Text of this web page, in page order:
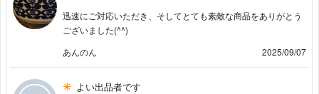
迅速にご対応いただき、そしてとても素敵な商品をありがとう
ございました(^^)
あんのん
2025/09/07
よい出品者です